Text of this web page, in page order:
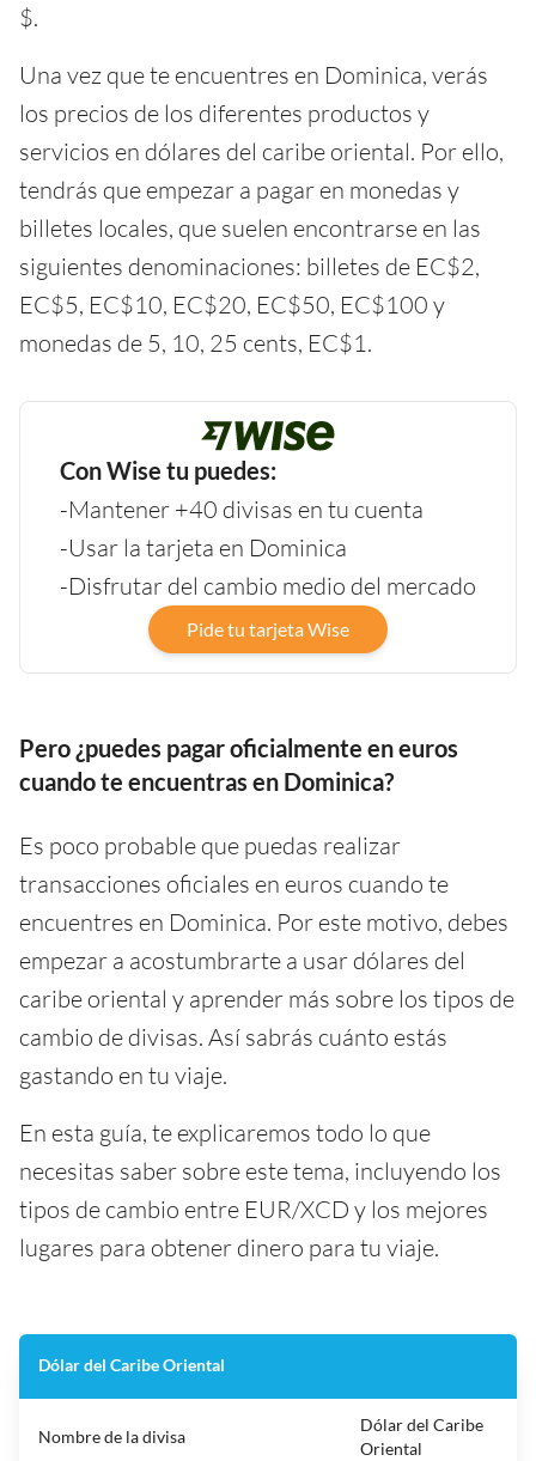
$.
Una vez que te encuentres en Dominica, verás
los precios de los diferentes productos y
servicios en dólares del caribe oriental. Por ello,
tendrás que empezar a pagar en monedas y
billetes locales, que suelen encontrarse en las
siguientes denominaciones: billetes de EC$2,
EC$5, EC$10, EC$20, EC$50, EC$100 y
monedas de 5, 10, 25 cents, EC$1.
Con Wise tu puedes:
-Mantener +40 divisas en tu cuenta
-Usar la tarjeta en Dominica
-Disfrutar del cambio medio del mercado
Pide tu tarjeta Wise
Pero ¿puedes pagar oficialmente en euros
cuando te encuentras en Dominica?
Es poco probable que puedas realizar
transacciones oficiales en euros cuando te
encuentres en Dominica. Por este motivo, debes
empezar a acostumbrarte a usar dólares del
caribe oriental y aprender más sobre los tipos de
cambio de divisas. Así sabrás cuánto estás
gastando en tu viaje.
En esta guía, te explicaremos todo lo que
necesitas saber sobre este tema, incluyendo los
tipos de cambio entre EUR/XCD y los mejores
lugares para obtener dinero para tu viaje.
Dólar del Caribe Oriental
Nombre de la divisa
Dólar del Caribe
Oriental